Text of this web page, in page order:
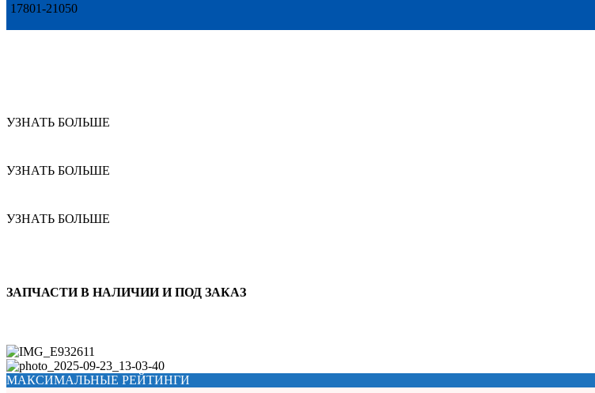
17801-21050
УЗНАТЬ БОЛЬШЕ
УЗНАТЬ БОЛЬШЕ
УЗНАТЬ БОЛЬШЕ
ЗАПЧАСТИ В НАЛИЧИИ И ПОД ЗАКАЗ
МАКСИМАЛЬНЫЕ РЕЙТИНГИ